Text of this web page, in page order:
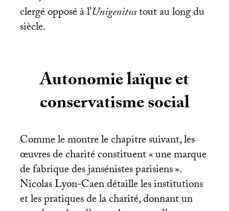
clergé opposé à l’Unigenitustout au long du
siècle.
Autonomie laïque et
conservatisme social
Comme le montre le chapitre suivant, les
œuvres de charité constituent «une marque
de fabrique des jansénistes parisiens».
Nicolas Lyon-Caen détaille les institutions
et les pratiques de la charité, donnant un